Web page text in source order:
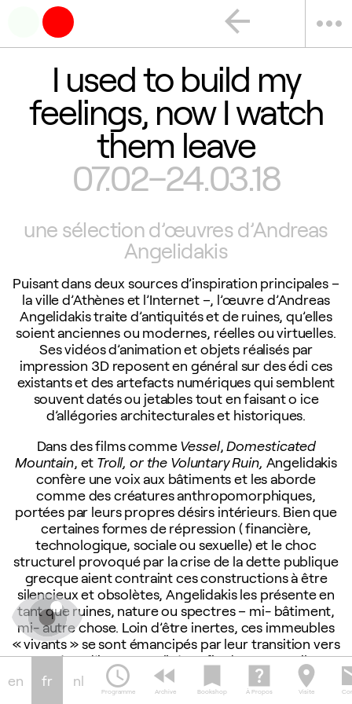
more_horiz
arrow_back
I used to build my
feelings, now I watch
them leave
07.02–24.03.18
une sélection d’œuvres d’Andreas
Angelidakis
Puisant dans deux sources d’inspiration principales –
la ville d’Athènes et l’Internet –, l’œuvre d’Andreas
Angelidakis traite d’antiquités et de ruines, qu’elles
soient anciennes ou modernes, réelles ou virtuelles.
Ses vidéos d’animation et objets réalisés par
impression 3D reposent en général sur des édi ces
existants et des artefacts numériques qui semblent
souvent datés ou jetables tout en faisant o ice
d’allégories architecturales et historiques.
Dans des films commeVessel,Domesticated
Mountain, et Troll, or the Voluntary Ruin, Angelidakis
confère une voix aux bâtiments et les aborde
comme des créatures anthropomorphiques,
portées par leurs propres désirs intérieurs. Bien que
certaines formes de répression ( financière,
technologique, sociale ou sexuelle) et le choc
structurel provoqué par la crise de la dette publique
grecque aient contraint ces constructions à être
silencieux et obsolètes, Angelidakis les présente en
tant que ruines, nature ou spectres – mi- bâtiment,
mi- autre chose. Loin d’être inertes, ces immeubles
« vivants » se sont émancipés par leur transition vers
un état d’intemporalité. En fin de compte, ils
vaincront le faux culte du progrès et du futurisme.
en fr nl schedule
Programme
fast_rewind
Archive
bookmark
Bookshop
help_center
À Propos
location_on
Visite